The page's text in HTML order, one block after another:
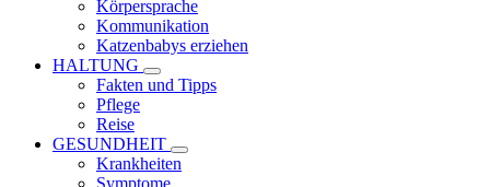
Körpersprache
Kommunikation
Katzenbabys erziehen
HALTUNG
Fakten und Tipps
Pflege
Reise
GESUNDHEIT
Krankheiten
Symptome